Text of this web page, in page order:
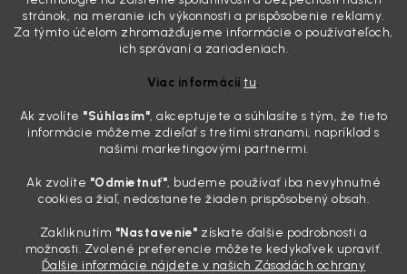
stránok, na meranie ich výkonnosti a prispôsobenie reklamy.
Za týmto účelom zhromažďujeme informácie o používateľoch,
ich správaní a zariadeniach.
Viac informáciítu.
Ak zvolíte "Súhlasím", akceptujete a súhlasíte s tým, že tieto
informácie môžeme zdieľať s tretími stranami, napríklad s
našimi marketingovými partnermi.
Ak zvolíte "Odmietnuť", budeme používať iba nevyhnutné
cookies a žiaľ, nedostanete žiaden prispôsobený obsah.
Zakliknutím "Nastavenie" získate ďalšie podrobnosti a
možnosti. Zvolené preferencie môžete kedykoľvek upraviť.
Ďalšie informácie nájdete v našich Zásadách ochrany
mriežkach ventilácie, okolo tlačidiel a v švíkoch sedačiek na vás stále
drzo pozerá prach. Handra ani vysávač tam jednodu...
Detailing nemusí stáť výplatu: 5 kúskov autokozmetiky,
Sobotné ráno, káva v ruke a pred vami zaprášená kapota. Pre
niekoho nuda, pre nás najlepší relax. Lenže keď si v košíku spočítate
všetky tie fľaštičky, šampóny a utierky, výsledná suma vie poriadne
pokaziť náladu. Dobrá správa je, že aj profi výbava ...
Zabudnite na šmuhy: 7 overených vychytávok, ktoré z
28.7.2026
Poznáte ten pocit. Sobota ráno, slnko sa oprie do laku a vy namiesto